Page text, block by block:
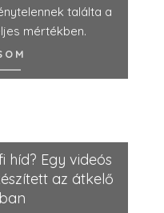
találta a
mértékben.
híd? Egy videós
az átkelő